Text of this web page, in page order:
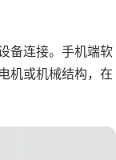
备连接。手机端软
机或机械结构，在